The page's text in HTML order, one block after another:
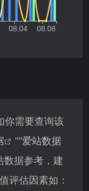
你需要查询该
""爱站数据
数据参考，建
评估因素如：